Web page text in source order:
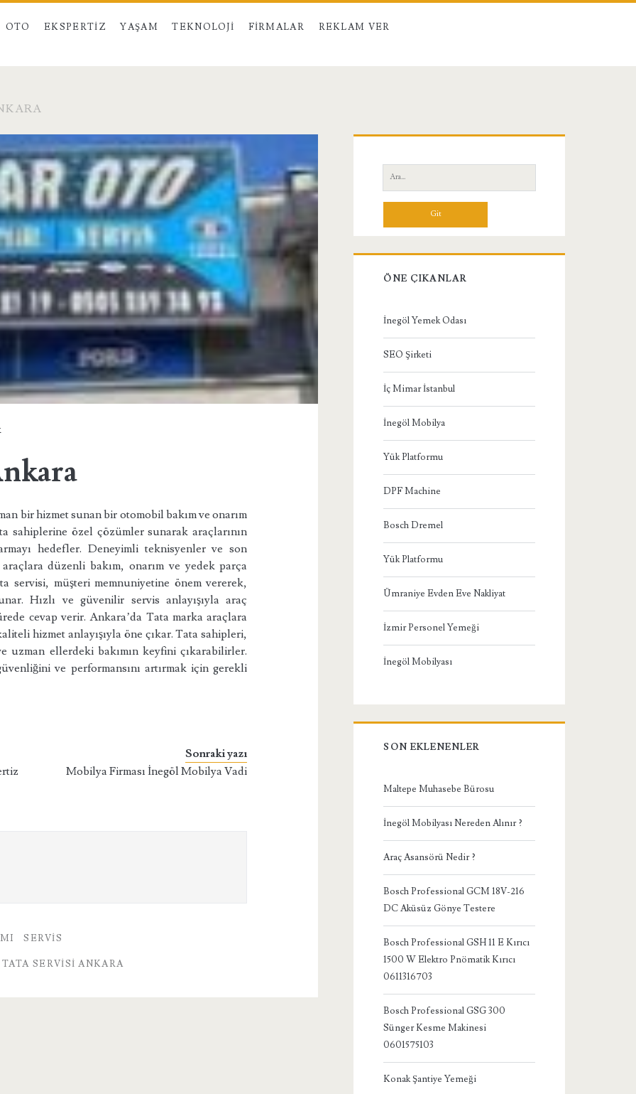
OTO EKSPERTIZ YAŞAM TEKNOLOJI FIRMALAR REKLAM VER
bir hizmet sunan bir otomobil bakım ve onarım
sahiplerine özel çözümler sunarak araçlarının
hedefler. Deneyimli teknisyenler ve son
düzenli bakım, onarım ve yedek parça
servisi, müşteri memnuniyetine önem vererek,
Hızlı ve güvenilir servis anlayışıyla araç
cevap verir. Ankara’da Tata marka araçlara
hizmet anlayışıyla öne çıkar. Tata sahipleri,
uzman ellerdeki bakımın keyfini çıkarabilirler.
ve performansını artırmak için gerekli
Sonraki yazı
Mobilya Firması İnegöl Mobilya Vadi
SERVIS
TATA SERVISI ANKARA
Yan
Menü
Ara:
ÖNE ÇIKANLAR
İnegöl Yemek Odası
SEO Şirketi
İç Mimar İstanbul
İnegöl Mobilya
Yük Platformu
DPF Machine
Bosch Dremel
Yük Platformu
Ümraniye Evden Eve Nakliyat
İzmir Personel Yemeği
İnegöl Mobilyası
SON EKLENENLER
Maltepe Muhasebe Bürosu
İnegöl Mobilyası Nereden Alınır ?
Araç Asansörü Nedir ?
Bosch Professional GCM 18V-216
DC Aküsüz Gönye Testere
Bosch Professional GSH 11 E Kırıcı
1500 W Elektro Pnömatik Kırıcı
0611316703
Bosch Professional GSG 300
Sünger Kesme Makinesi
0601575103
Konak Şantiye Yemeği